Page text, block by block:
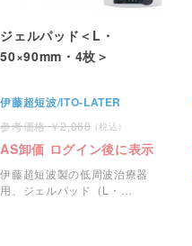
ジェルパッド＜L・
50×90mm・4枚＞
伊藤超短波/ITO-LATER
2,860
AS卸価 ログイン後に表示
伊藤超短波製の低周波治療器
用、ジェルパッド（L・